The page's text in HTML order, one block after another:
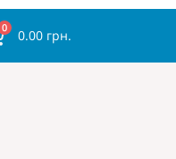
0 0.00 грн.